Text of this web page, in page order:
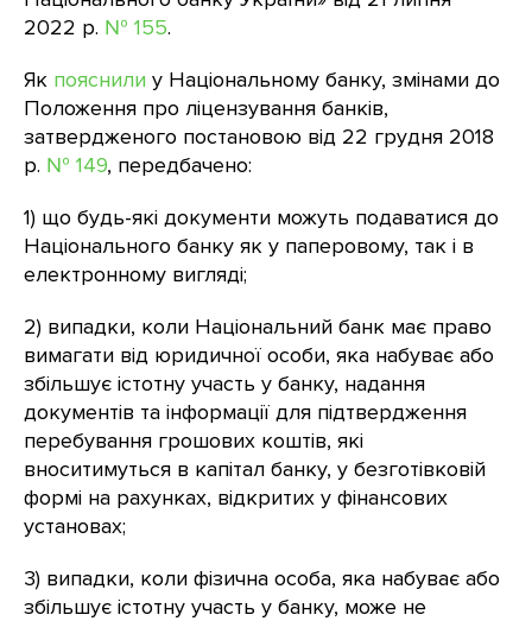
2022 р. № 155.
Як пояснили у Національному банку, змінами до
Положення про ліцензування банків,
затвердженого постановою від 22 грудня 2018
р. № 149, передбачено:
1) що будь-які документи можуть подаватися до
Національного банку як у паперовому, так і в
електронному вигляді;
2) випадки, коли Національний банк має право
вимагати від юридичної особи, яка набуває або
збільшує істотну участь у банку, надання
документів та інформації для підтвердження
перебування грошових коштів, які
вноситимуться в капітал банку, у безготівковій
формі на рахунках, відкритих у фінансових
установах;
3) випадки, коли фізична особа, яка набуває або
збільшує істотну участь у банку, може не